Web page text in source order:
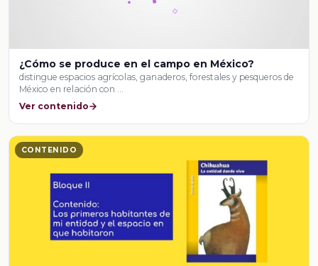
¿Cómo se produce en el campo en México?
distingue espacios agrícolas, ganaderos, forestales y pesqueros de
México en relación con …
Ver contenido
CONTENIDO